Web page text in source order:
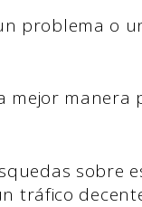
problema o
mejor manera
sobre
tráfico